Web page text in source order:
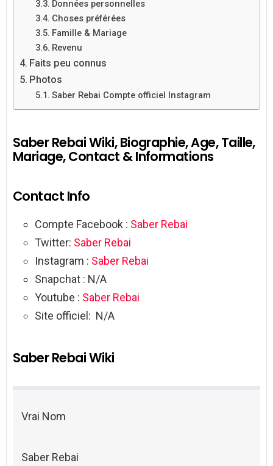
Données personnelles
Choses préférées
Famille & Mariage
Revenu
Faits peu connus
Photos
Saber Rebai Compte officiel Instagram
Saber Rebai Wiki, Biographie, Age, Taille,
Mariage, Contact & Informations
Contact Info
Compte Facebook : Saber Rebai
Twitter: Saber Rebai
Instagram : Saber Rebai
Snapchat : N/A
Youtube : Saber Rebai
Site officiel: N/A
Saber Rebai Wiki
Vrai Nom
Saber Rebai